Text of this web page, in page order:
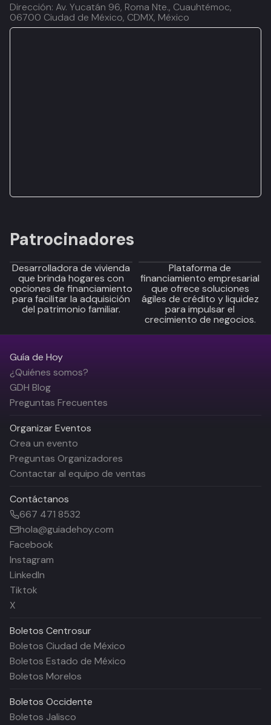
Dirección: Av. Yucatán 96, Roma Nte., Cuauhtémoc,
06700 Ciudad de México, CDMX, México
Patrocinadores
Desarrolladora de vivienda
que brinda hogares con
opciones de financiamiento
para facilitar la adquisición
del patrimonio familiar.
Plataforma de
financiamiento empresarial
que ofrece soluciones
ágiles de crédito y liquidez
para impulsar el
crecimiento de negocios.
Guía de Hoy
¿Quiénes somos?
GDH Blog
Preguntas Frecuentes
Organizar Eventos
Crea un evento
Preguntas Organizadores
Contactar al equipo de ventas
Contáctanos
667 471 8532
hola@guiadehoy.com
Facebook
Instagram
LinkedIn
Tiktok
X
Boletos Centrosur
Boletos Ciudad de México
Boletos Estado de México
Boletos Morelos
Boletos Occidente
Boletos Jalisco